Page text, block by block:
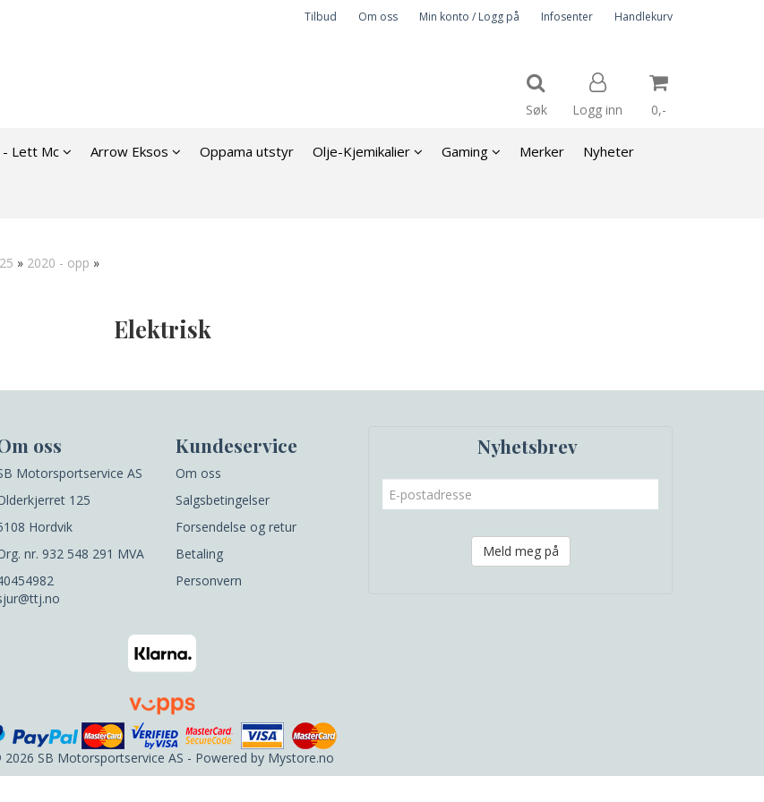
Tilbud Om oss Min konto / Logg på Infosenter Handlekurv
Søk Logg inn 0,-
Lett Mc Arrow Eksos Oppama utstyr Olje-Kjemikalier Gaming Merker Nyheter
» 2020 - opp »
Elektrisk
oss
Motorsportservice AS
125
Hordvik
nr. 932 548 291 MVA
Kundeservice
Om oss
Salgsbetingelser
Forsendelse og retur
Betaling
Personvern
Nyhetsbrev
Meld meg på
SB Motorsportservice AS - Powered by Mystore.no